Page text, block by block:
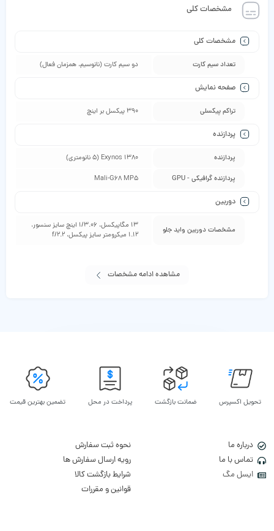
مشخصات کلی
مشخصات کلی
تعداد سیم کارت دو سیم‌ کارت (نانوسیم، همزمان فعال)
صفحه نمایش
تراکم پیکسلی 390 پیکسل بر اینچ
پردازنده
پردازنده Exynos 1380 (5 نانومتری)
پردازنده گرافیکی - GPU Mali-G68 MP5
دوربین
مشخصات دوربین واید جلو
13 مگاپیکسل، 1/3.06 اینچ سایز سنسور،
1.12 میکرومتر سایز پیکسل، f/2.2
مشاهده ادامه مشخصات
تحویل اکسپرس ضمانت بازگشت پرداخت در محل تضمین بهترین قیمت
درباره ما
تماس با ما
ایسل مگ
نحوه ثبت سفارش
رویه ارسال سفارش ها
شرایط بازگشت کالا
قوانین و مقررات